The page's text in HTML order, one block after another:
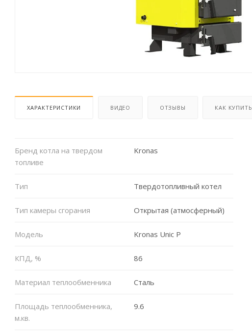
ХАРАКТЕРИСТИКИ ВИДЕО ОТЗЫВЫ КАК КУПИТЬ
Бренд котла на твердом
топливе
Kronas
Тип Твердотопливный котел
Тип камеры сгорания Открытая (атмосферный)
Модель Kronas Unic P
КПД, % 86
Материал теплообменника Сталь
Площадь теплообменника,
м.кв.
9.6